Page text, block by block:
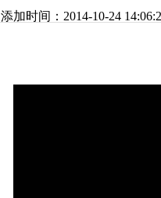
添加时间：2014-10-24